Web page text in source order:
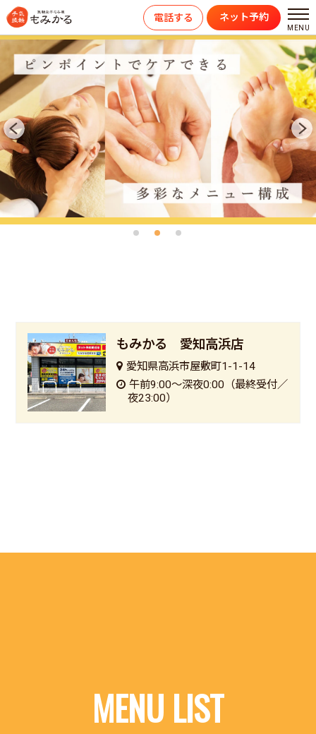
電話する ネット予約
もみかる 愛知高浜店
愛知県高浜市屋敷町1-1-14
午前9:00〜深夜0:00（最終受付／
夜23:00）
MENU LIST